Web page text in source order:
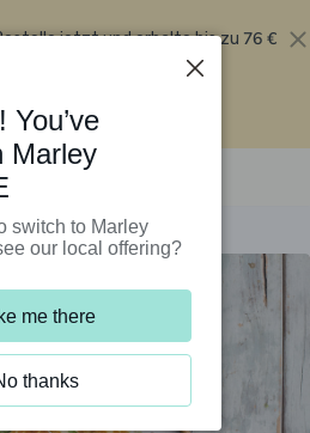
jetzt und erhalte bis zu 76 €
ersten fünf Boxen
You’ve
Marley
switch to Marley
our local offering?
me there
thanks